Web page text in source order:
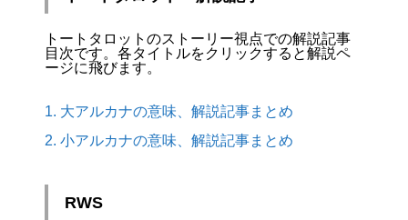
トートタロットのストーリー視点での解説記事
目次です。各タイトルをクリックすると解説ペ
ージに飛びます。
1. 大アルカナの意味、解説記事まとめ
2. 小アルカナの意味、解説記事まとめ
RWS